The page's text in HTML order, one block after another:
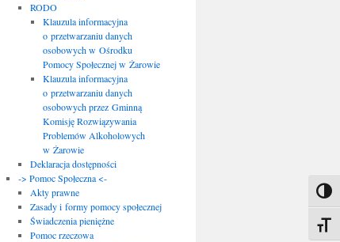
RODO
Klauzula informacyjna
o przetwarzaniu danych
osobowych w Ośrodku
Pomocy Społecznej w Żarowie
Klauzula informacyjna
o przetwarzaniu danych
osobowych przez Gminną
Komisję Rozwiązywania
Problemów Alkoholowych
w Żarowie
Deklaracja dostępności
-> Pomoc Społeczna <-
Akty prawne
Zasady i formy pomocy społecznej
Świadczenia pieniężne
Pomoc rzeczowa